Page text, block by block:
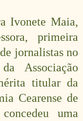
Ivonete Maia,
primeira
jornalistas no
Associação
titular da
Cearense de
uma